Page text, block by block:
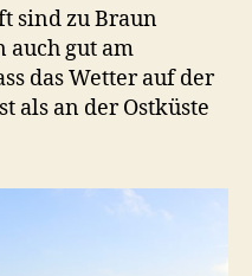
sind zu Braun
auch gut am
das Wetter auf der
als an der Ostküste